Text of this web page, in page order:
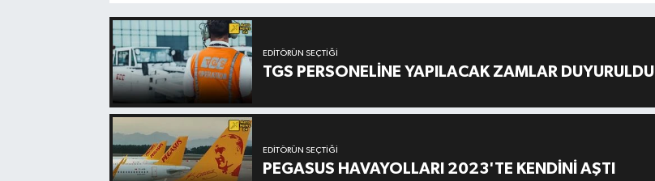
EDITÖRÜN SEÇTIĞI
TGS PERSONELİNE YAPILACAK ZAMLAR DUYURULDU
EDITÖRÜN SEÇTIĞI
PEGASUS HAVAYOLLARI 2023'TE KENDİNİ AŞTI